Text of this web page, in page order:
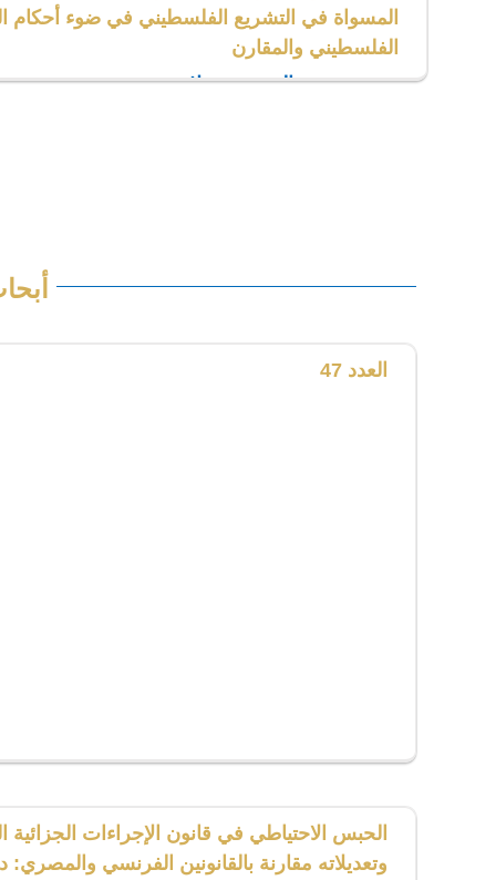
المسواة في التشريع الفلسطيني في ضوء أحكام
الفلسطيني والمقارن
د. محمود عبدالمحسن سلامة
العدد 47
الحبس الاحتياطي في قانون الإجراءات الجزائية
وتعديلاته مقارنة بالقانونين الفرنسي والمصري: